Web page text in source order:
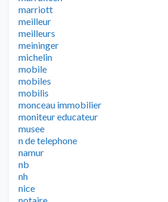
marriott
meilleur
meilleurs
meininger
michelin
mobile
mobiles
mobilis
monceau immobilier
moniteur educateur
musee
n de telephone
namur
nb
nh
nice